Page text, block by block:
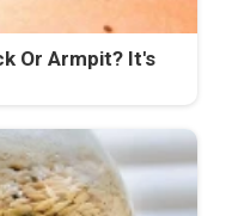
Or Armpit? It's